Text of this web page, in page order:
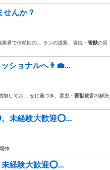
せんか？
業界で信頼性の… ランの提案、害虫・ 害獣の習
ショナルへ👨‍💼...
加してお… せに基づき、害虫・ 害獣被害の解決
未経験大歓迎⭕...
作…
経験大歓迎⭕️...